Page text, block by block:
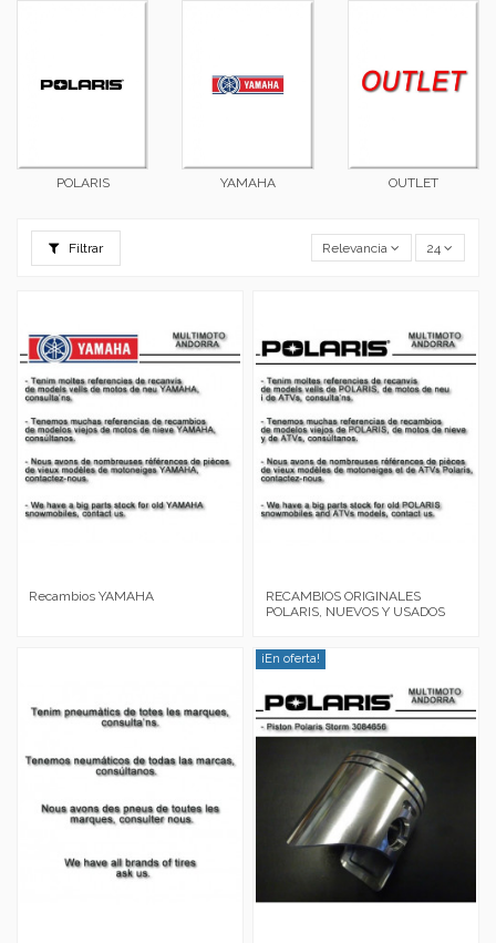
POLARIS YAMAHA OUTLET
Filtrar Relevancia 24
Recambios YAMAHA
RECAMBIOS ORIGINALES
POLARIS, NUEVOS Y USADOS
¡En oferta!